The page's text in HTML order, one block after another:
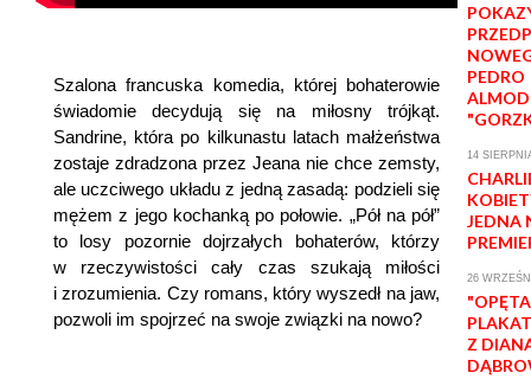
Szalona francuska komedia, której bohaterowie
świadomie decydują się na miłosny trójkąt.
Sandrine, która po kilkunastu latach małżeństwa
zostaje zdradzona przez Jeana nie chce zemsty,
ale uczciwego układu z jedną zasadą: podzieli się
mężem z jego kochanką po połowie. „Pół na pół”
to losy pozornie dojrzałych bohaterów, którzy
w rzeczywistości cały czas szukają miłości
i zrozumienia. Czy romans, który wyszedł na jaw,
pozwoli im spojrzeć na swoje związki na nowo?
PEDRO
14
JEDNA
26
Z